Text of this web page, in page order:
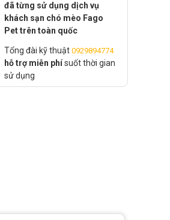
đã từng sử dụng dịch vụ
khách sạn chó mèo Fago
Pet trên toàn quốc
Tổng đài kỹ thuật 0929894774
hỗ trợ miễn phísuốt thời gian
sử dụng